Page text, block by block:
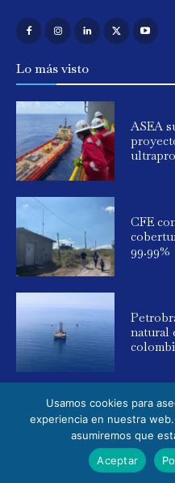
Lo más visto
ASEA
CFE
99.99%
natural
© 2025 Global Energy. Todos
Usamos cookies para
experiencia en nuestra
asumiremos que
Aceptar